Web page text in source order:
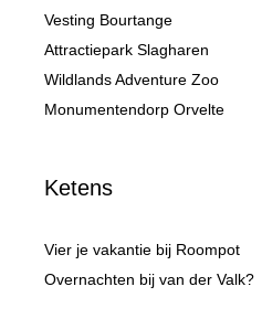
Vesting Bourtange
Attractiepark Slagharen
Wildlands Adventure Zoo
Monumentendorp Orvelte
Ketens
Vier je vakantie bij Roompot
Overnachten bij van der Valk?